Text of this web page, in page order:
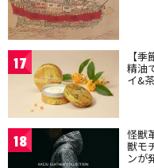
17 【
精油
イ&
18 怪獣
獣モ
ンが